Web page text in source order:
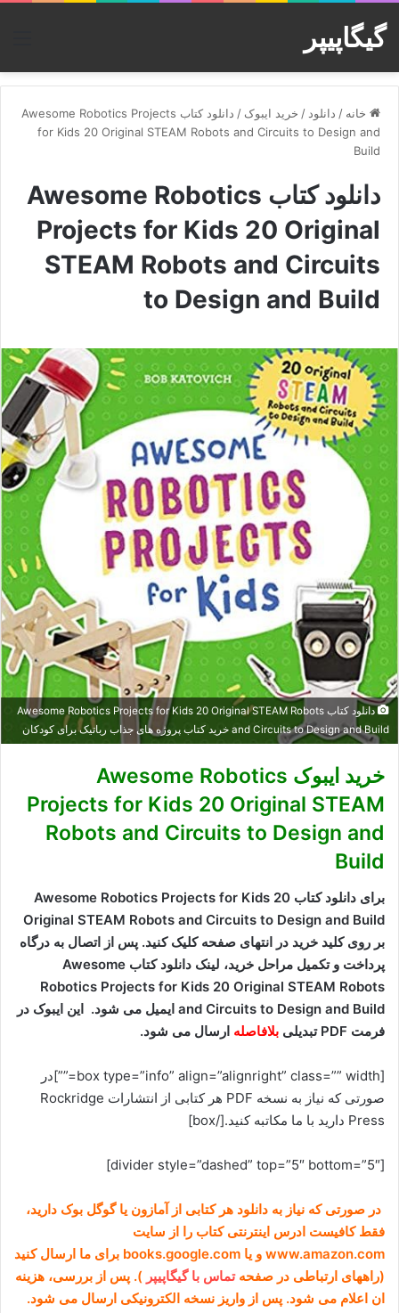
گیگاپیپر
خانه / دانلود / خرید ایبوک /
دانلود کتاب Awesome Robotics Projects
for Kids 20 Original STEAM Robots and Circuits to Design and
Build
دانلود کتاب Awesome Robotics
Projects for Kids 20 Original
STEAM Robots and Circuits
to Design and Build
دانلود کتاب Awesome Robotics Projects for Kids 20 Original STEAM Robots
and Circuits to Design and Build خرید کتاب پروژه های جذاب رباتیک برای کودکان
خرید ایبوک Awesome Robotics
Projects for Kids 20 Original STEAM
Robots and Circuits to Design and
Build
برای دانلود کتاب Awesome Robotics Projects for Kids 20
Original STEAM Robots and Circuits to Design and Build
بر روی کلید خرید در انتهای صفحه کلیک کنید. پس از اتصال به درگاه
پرداخت و تکمیل مراحل خرید، لینک دانلود کتاب Awesome
Robotics Projects for Kids 20 Original STEAM Robots
and Circuits to Design and Build ایمیل می شود. این ایبوک در
فرمت PDF تبدیلی
بلافاصله ارسال می شود.
[box type=”info” align=”alignright” class=”” width=””]در
صورتی که نیاز به نسخه PDF هر کتابی از انتشارات Rockridge
Press دارید با ما مکاتبه کنید.[/box]
[divider style=”dashed” top=”5″ bottom=”5″]
در صورتی که نیاز به دانلود هر کتابی از آمازون یا گوگل بوک دارید،
فقط کافیست ادرس اینترنتی کتاب را از سایت
www.amazon.com و یا books.google.com برای ما ارسال کنید
(راههای ارتباطی در صفحهتماس با گیگاپیپر ). پس از بررسی، هزینه
ان اعلام می شود. پس از واریز نسخه الکترونیکی ارسال می شود.